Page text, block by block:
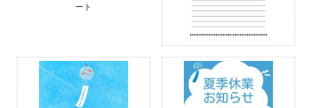
ート